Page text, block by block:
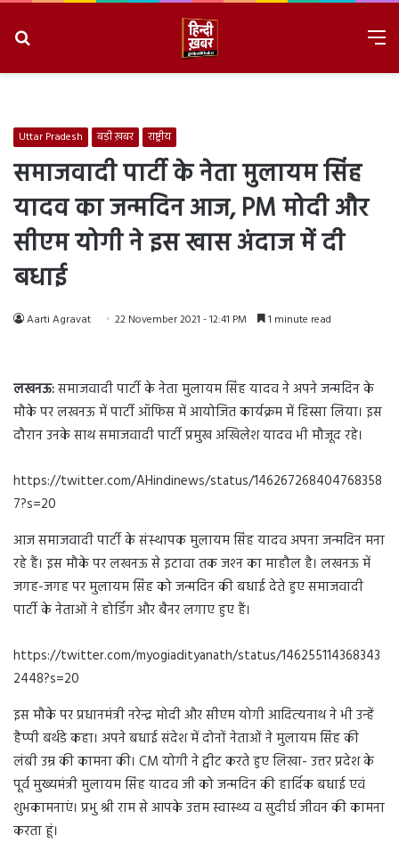
Uttar Pradesh बड़ी ख़बर राष्ट्रीय
समाजवादी पार्टी के नेता मुलायम सिंह
यादव का जन्मदिन आज, PM मोदी और
सीएम योगी ने इस खास अंदाज में दी
बधाई
Aarti Agravat 22 November 2021 - 12:41 PM 1 minute read
लखनऊ:समाजवादी पार्टी के नेता मुलायम सिंह यादव ने अपने जन्मदिन के
मौके पर लखनऊ में पार्टी ऑफिस में आयोजित कार्यक्रम में हिस्सा लिया। इस
दौरान उनके साथ समाजवादी पार्टी प्रमुख अखिलेश यादव भी मौजूद रहे।
https://twitter.com/AHindinews/status/146267268404768358
7?s=20
आज समाजवादी पार्टी के संस्‍थापक मुलायम सिंह यादव अपना जन्‍मदिन मना
रहे हैं। इस मौके पर लखनऊ से इटावा तक जश्‍न का माहौल है। लखनऊ में
जगह-जगह पर मुलायम सिंह को जन्मदिन की बधाई देते हुए समाजवादी
पार्टी के नेताओं ने होर्डिंग और बैनर लगाए हुए हैं।
https://twitter.com/myogiadityanath/status/146255114368343
2448?s=20
इस मौके पर प्रधानमंत्री नरेन्‍द्र मोदी और सीएम योगी आदित्‍यनाथ ने भी उन्‍हें
हैप्‍पी बर्थडे कहा। अपने बधाई संदेश में दोनों नेताओं ने मुलायम सिंह की
लंबी उम्र की कामना की। CM योगी ने ट्वीट करते हुए लिखा- उत्तर प्रदेश के
पूर्व मुख्यमंत्री मुलायम सिंह यादव जी को जन्मदिन की हार्दिक बधाई एवं
शुभकामनाएं। प्रभु श्री राम से आपके उत्तम स्वास्थ्य व सुदीर्घ जीवन की कामना
करता हूं।